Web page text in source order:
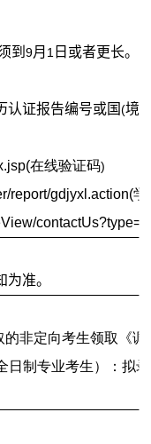
到9月 1 日或者更长。
认证报告编号或国(境
在线验证码)
report/gdjyxl.action(
准。
非定向考生领取《调
日制专业考生）：拟